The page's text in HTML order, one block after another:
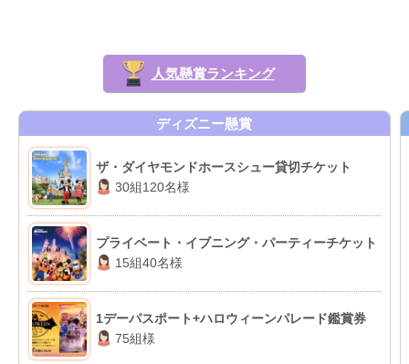
人気懸賞ランキング
ディズニー懸賞
ザ・ダイヤモンドホースシュー貸切チケット
30組120名様
プライベート・イブニング・パーティーチケット
15組40名様
1デーパスポート+ハロウィーンパレード鑑賞券
75組様